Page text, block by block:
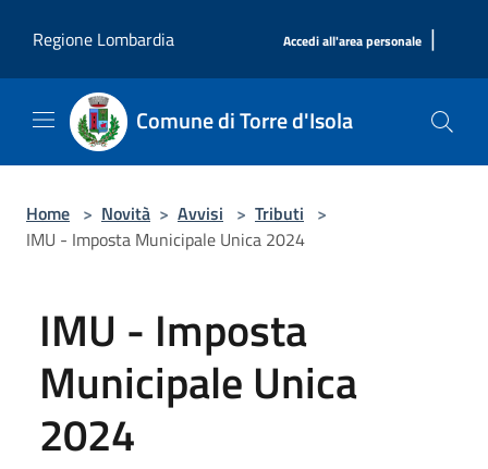
Regione Lombardia
Accedi all'area personale |
Comune di Torre d'Isola
Home > Novità > Avvisi > Tributi >
IMU - Imposta Municipale Unica 2024
IMU - Imposta
Municipale Unica
2024